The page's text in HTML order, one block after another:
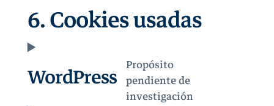
6. Cookies usadas
WordPress Propósito
pendiente de
investigación